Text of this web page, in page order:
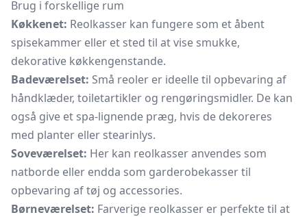
Brug i forskellige rum
Køkkenet: Reolkasser kan fungere som et åbent
spisekammer eller et sted til at vise smukke,
dekorative køkkengenstande.
Badeværelset: Små reoler er ideelle til opbevaring af
håndklæder, toiletartikler og rengøringsmidler. De kan
også give et spa-lignende præg, hvis de dekoreres
med planter eller stearinlys.
Soveværelset: Her kan reolkasser anvendes som
natborde eller endda som garderobekasser til
opbevaring af tøj og accessories.
Børneværelset: Farverige reolkasser er perfekte til at